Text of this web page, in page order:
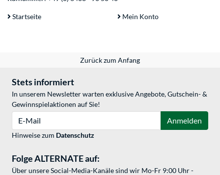
Startseite Mein Konto
Zurück zum Anfang
Stets informiert
In unserem Newsletter warten exklusive Angebote, Gutschein- &
Gewinnspielaktionen auf Sie!
Anmelden
Hinweise zum Datenschutz
Folge ALTERNATE auf:
Über unsere Social-Media-Kanäle sind wir Mo-Fr 9:00 Uhr -